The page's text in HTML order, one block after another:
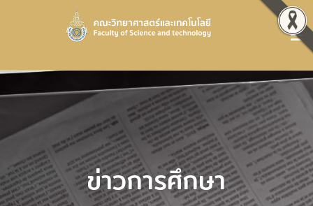
ข่าวการศึกษา